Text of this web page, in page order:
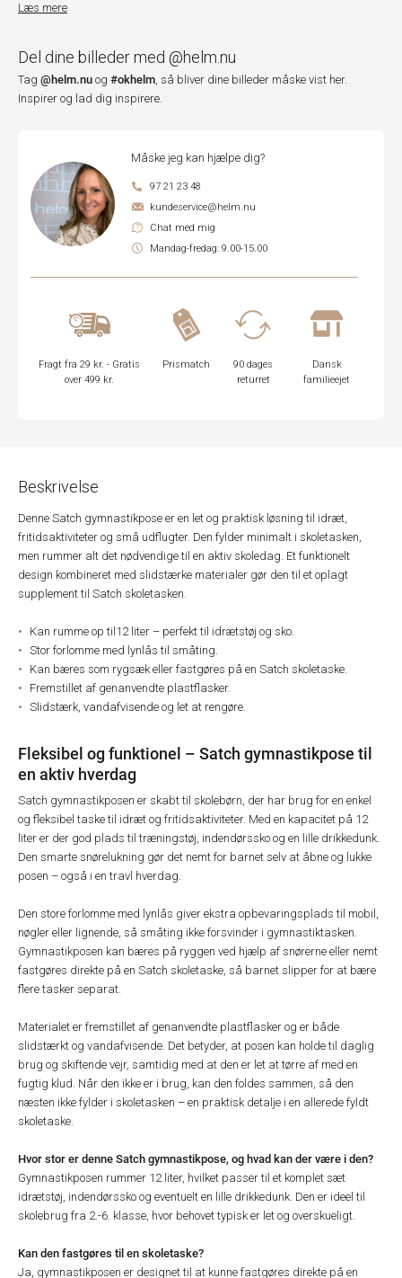
Læs mere
Del dine billeder med @helm.nu
Tag @helm.nu og #okhelm, så bliver dine billeder måske vist her.
Inspirer og lad dig inspirere.
Måske jeg kan hjælpe dig?
97 21 23 48
kundeservice@helm.nu
Chat med mig
Mandag-fredag: 9.00-15.00
Fragt fra 29 kr. - Gratis
over 499 kr.
Prismatch
90 dages
returret
Dansk
familieejet
Beskrivelse
Denne Satch gymnastikpose er en let og praktisk løsning til idræt,
fritidsaktiviteter og små udflugter. Den fylder minimalt i skoletasken,
men rummer alt det nødvendige til en aktiv skoledag. Et funktionelt
design kombineret med slidstærke materialer gør den til et oplagt
supplement til Satch skoletasken.
Kan rumme op til12 liter – perfekt til idrætstøj og sko.
Stor forlomme med lynlås til småting.
Kan bæres som rygsæk eller fastgøres på en Satch skoletaske.
Fremstillet af genanvendte plastflasker.
Slidstærk, vandafvisende og let at rengøre.
Fleksibel og funktionel – Satch gymnastikpose til
en aktiv hverdag
Satch gymnastikposen er skabt til skolebørn, der har brug for en enkel
og fleksibel taske til idræt og fritidsaktiviteter. Med en kapacitet på 12
liter er der god plads til træningstøj, indendørssko og en lille drikkedunk.
Den smarte snørelukning gør det nemt for barnet selv at åbne og lukke
posen – også i en travl hverdag.
Den store forlomme med lynlås giver ekstra opbevaringsplads til mobil,
nøgler eller lignende, så småting ikke forsvinder i gymnastiktasken.
Gymnastikposen kan bæres på ryggen ved hjælp af snørerne eller nemt
fastgøres direkte på en Satch skoletaske, så barnet slipper for at bære
flere tasker separat.
Materialet er fremstillet af genanvendte plastflasker og er både
slidstærkt og vandafvisende. Det betyder, at posen kan holde til daglig
brug og skiftende vejr, samtidig med at den er let at tørre af med en
fugtig klud. Når den ikke er i brug, kan den foldes sammen, så den
næsten ikke fylder i skoletasken – en praktisk detalje i en allerede fyldt
skoletaske.
Hvor stor er denne Satch gymnastikpose, og hvad kan der være i den?
Gymnastikposen rummer 12 liter, hvilket passer til et komplet sæt
idrætstøj, indendørssko og eventuelt en lille drikkedunk. Den er ideel til
skolebrug fra 2.-6. klasse, hvor behovet typisk er let og overskueligt.
Kan den fastgøres til en skoletaske?
Ja, gymnastikposen er designet til at kunne fastgøres direkte på en